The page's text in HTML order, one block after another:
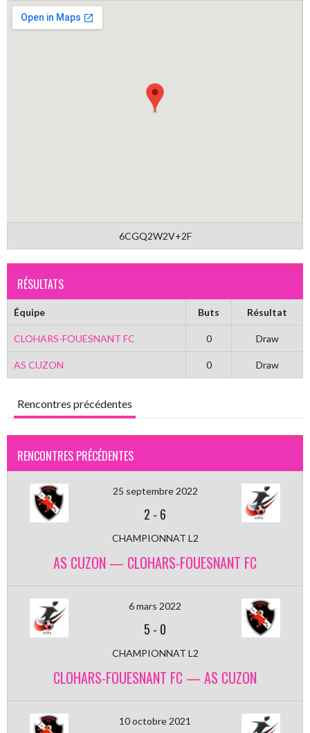
6CGQ2W2V+2F
RÉSULTATS
Équipe Buts Résultat
CLOHARS-FOUESNANT FC 0 Draw
AS CUZON 0 Draw
Rencontres précédentes
RENCONTRES PRÉCÉDENTES
25 septembre 2022
2 - 6
CHAMPIONNAT L2
AS CUZON — CLOHARS-FOUESNANT FC
6 mars 2022
5 - 0
CHAMPIONNAT L2
CLOHARS-FOUESNANT FC — AS CUZON
10 octobre 2021